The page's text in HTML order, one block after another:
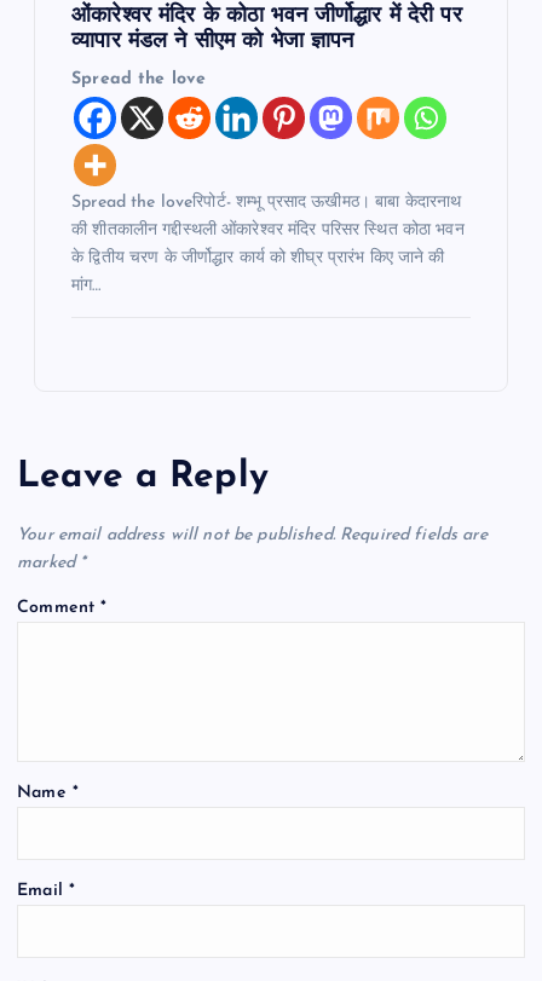
ओंकारेश्वर मंदिर के कोठा भवन जीर्णोद्धार में देरी पर
व्यापार मंडल ने सीएम को भेजा ज्ञापन
Spread the love
Spread the loveरिपोर्ट- शम्भू प्रसाद ऊखीमठ। बाबा केदारनाथ
की शीतकालीन गद्दीस्थली ओंकारेश्वर मंदिर परिसर स्थित कोठा भवन
के द्वितीय चरण के जीर्णोद्धार कार्य को शीघ्र प्रारंभ किए जाने की
मांग…
Leave a Reply
Your email address will not be published. Required fields are
marked *
Comment*
Name *
Email *